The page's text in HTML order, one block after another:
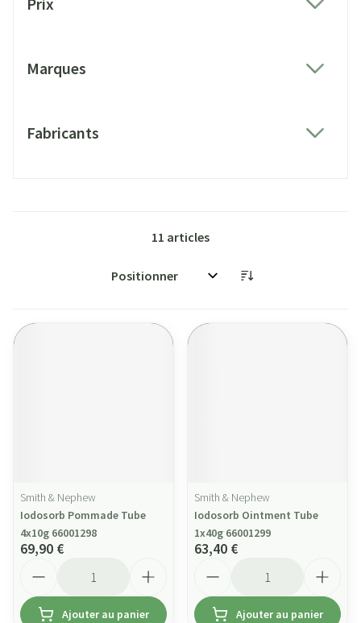
Marques
Fabricants
11 articles
Trier par:
Smith & Nephew
Iodosorb Pommade Tube
4x10g 66001298
69,90 €
Ajouter au panier
Smith & Nephew
Iodosorb Ointment Tube
1x40g 66001299
63,40 €
Ajouter au panier